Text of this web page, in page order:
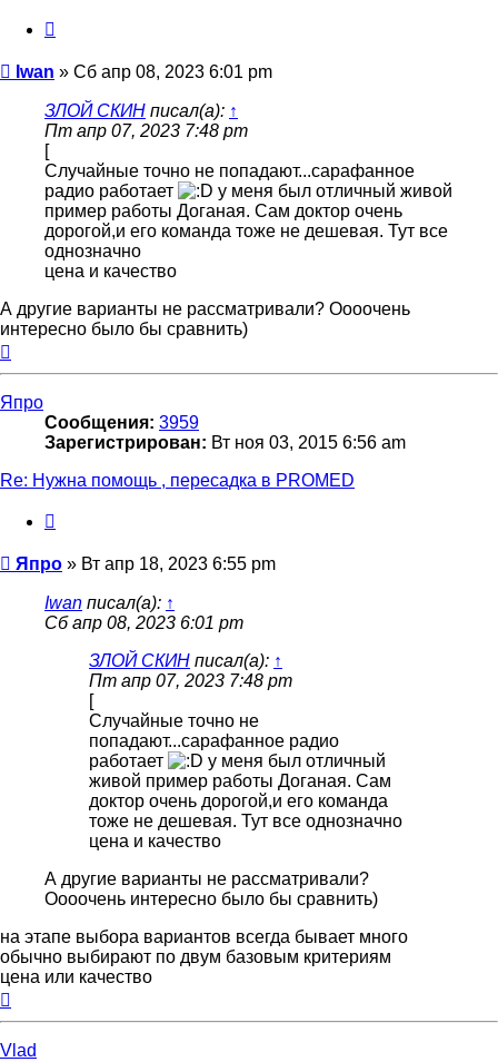
Сообщение
Iwan » Сб апр 08, 2023 6:01 pm
ЗЛОЙ СКИН писал(а): ↑
Пт апр 07, 2023 7:48 pm
[
Случайные точно не попадают...сарафанное
радио работает
у меня был отличный живой
пример работы Доганая. Сам доктор очень
дорогой,и его команда тоже не дешевая. Тут все
однозначно
цена и качество
А другие варианты не рассматривали? Оооочень
интересно было бы сравнить)
Япро
Сообщения: 3959
Зарегистрирован: Вт ноя 03, 2015 6:56 am
Re: Нужна помощь , пересадка в PROMED
Сообщение
Япро » Вт апр 18, 2023 6:55 pm
Iwan писал(а): ↑
Сб апр 08, 2023 6:01 pm
ЗЛОЙ СКИН писал(а): ↑
Пт апр 07, 2023 7:48 pm
[
Случайные точно не
попадают...сарафанное радио
работает
у меня был отличный
живой пример работы Доганая. Сам
доктор очень дорогой,и его команда
тоже не дешевая. Тут все однозначно
цена и качество
А другие варианты не рассматривали?
Оооочень интересно было бы сравнить)
на этапе выбора вариантов всегда бывает много
обычно выбирают по двум базовым критериям
цена или качество
Vlad